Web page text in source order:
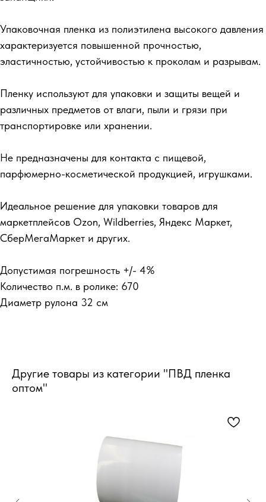
Упаковочная пленка из полиэтилена высокого давления
характеризуется повышенной прочностью,
эластичностью, устойчивостью к проколам и разрывам.
Пленку используют для упаковки и защиты вещей и
различных предметов от влаги, пыли и грязи при
транспортировке или хранении.
Не предназначены для контакта с пищевой,
парфюмерно-косметической продукцией, игрушками.
Идеальное решение для упаковки товаров для
маркетплейсов Ozon, Wildberries, Яндекс Маркет,
СберМегаМаркет и других.
Допустимая погрешность +/- 4%
Количество п.м. в ролике: 670
Диаметр рулона 32 см
Другие товары из категории "ПВД пленка
оптом"